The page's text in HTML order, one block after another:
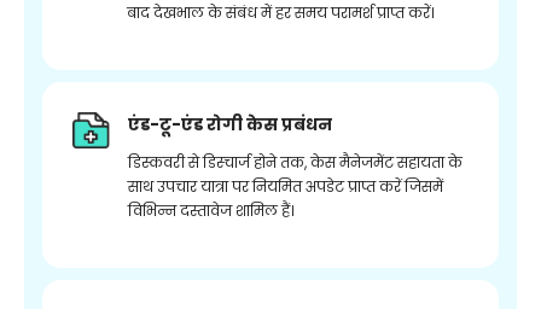
बाद देखभाल के संबंध में हर समय परामर्श प्राप्त करें।
एंड-टू-एंड रोगी केस प्रबंधन
डिस्कवरी से डिस्चार्ज होने तक, केस मैनेजमेंट सहायता के
साथ उपचार यात्रा पर नियमित अपडेट प्राप्त करें जिसमें
विभिन्न दस्तावेज शामिल हैं।